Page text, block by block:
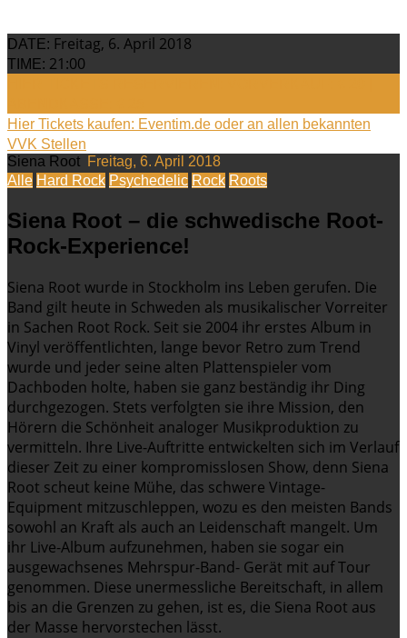
DATE: Freitag, 6. April 2018
TIME: 21:00
Hier Tickets kaufen: Eventim.de oder an allen bekannten
VVK Stellen
Siena Root Freitag, 6. April 2018
Alle Hard Rock Psychedelic Rock Roots
Siena Root – die schwedische Root-
Rock-Experience!
Siena Root wurde in Stockholm ins Leben gerufen. Die
Band gilt heute in Schweden als musikalischer Vorreiter
in Sachen Root Rock. Seit sie 2004 ihr erstes Album in
Vinyl veröffentlichten, lange bevor Retro zum Trend
wurde und jeder seine alten Plattenspieler vom
Dachboden holte, haben sie ganz beständig ihr Ding
durchgezogen. Stets verfolgten sie ihre Mission, den
Hörern die Schönheit analoger Musikproduktion zu
vermitteln. Ihre Live-Auftritte entwickelten sich im Verlauf
dieser Zeit zu einer kompromisslosen Show, denn Siena
Root scheut keine Mühe, das schwere Vintage-
Equipment mitzuschleppen, wozu es den meisten Bands
sowohl an Kraft als auch an Leidenschaft mangelt. Um
ihr Live-Album aufzunehmen, haben sie sogar ein
ausgewachsenes Mehrspur-Band- Gerät mit auf Tour
genommen. Diese unermessliche Bereitschaft, in allem
bis an die Grenzen zu gehen, ist es, die Siena Root aus
der Masse hervorstechen lässt.